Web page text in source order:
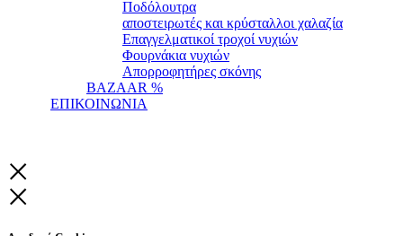
Ποδόλουτρα
αποστειρωτές και κρύσταλλοι χαλαζία
Επαγγελματικοί τροχοί νυχιών
Φουρνάκια νυχιών
Απορροφητήρες σκόνης
BAZAAR %
ΕΠΙΚΟΙΝΩΝΙΑ